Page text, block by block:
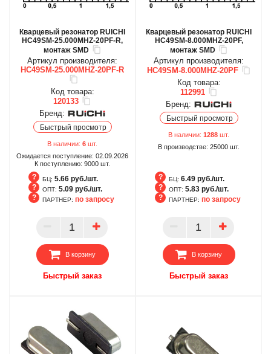
Кварцевый резонатор RUICHI
HC49SM-25.000MHZ-20PF-R,
монтаж SMD
Артикул производителя:
HC49SM-25.000MHZ-20PF-R
Код товара:
120133
Бренд:
Быстрый просмотр
В наличии: 6 шт.
Ожидается поступление: 02.09.2026
К поступлению: 9000 шт.
БЦ: 5.66 руб./шт.
ОПТ: 5.09 руб./шт.
ПАРТНЕР
ПАРТНЕР: по запросу
В корзину
Быстрый заказ
Кварцевый резонатор RUICHI
HC49SM-8.000MHZ-20PF,
монтаж SMD
Артикул производителя:
HC49SM-8.000MHZ-20PF
Код товара:
112991
Бренд:
Быстрый просмотр
В наличии: 1288 шт.
В производстве: 25000 шт.
БЦ: 6.49 руб./шт.
ОПТ: 5.83 руб./шт.
ПАРТНЕР
ПАРТНЕР: по запросу
В корзину
Быстрый заказ